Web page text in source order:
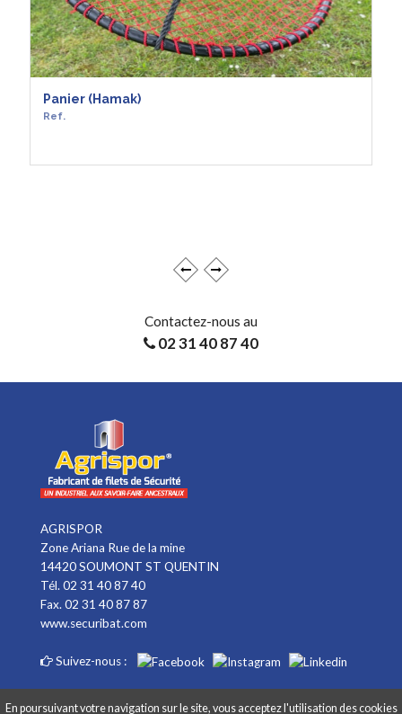
Panier (Hamak)
Ref.
Contactez-nous au
02 31 40 87 40
AGRISPOR
Zone Ariana Rue de la mine
14420 SOUMONT ST QUENTIN
Tél. 02 31 40 87 40
Fax. 02 31 40 87 87
www.securibat.com
Suivez-nous :
En poursuivant votre navigation sur le site, vous acceptez l'utilisation des cookies